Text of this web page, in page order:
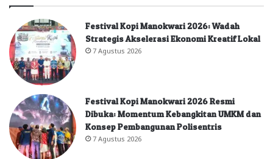
Festival Kopi Manokwari 2026: Wadah
Strategis Akselerasi Ekonomi Kreatif Lokal
7 Agustus 2026
Festival Kopi Manokwari 2026 Resmi
Dibuka: Momentum Kebangkitan UMKM dan
Konsep Pembangunan Polisentris
7 Agustus 2026